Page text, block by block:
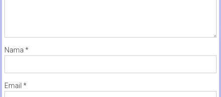
Nama *
Email *